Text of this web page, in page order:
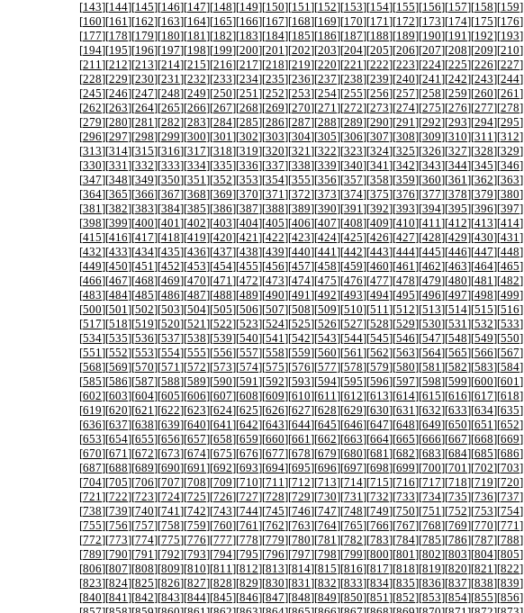
[143][144][145][146][147][148][149][150][151][152][153][154][155][156][157][158][159]
[160][161][162][163][164][165][166][167][168][169][170][171][172][173][174][175][176]
[177][178][179][180][181][182][183][184][185][186][187][188][189][190][191][192][193]
[194][195][196][197][198][199][200][201][202][203][204][205][206][207][208][209][210]
[211][212][213][214][215][216][217][218][219][220][221][222][223][224][225][226][227]
[228][229][230][231][232][233][234][235][236][237][238][239][240][241][242][243][244]
[245][246][247][248][249][250][251][252][253][254][255][256][257][258][259][260][261]
[262][263][264][265][266][267][268][269][270][271][272][273][274][275][276][277][278]
[279][280][281][282][283][284][285][286][287][288][289][290][291][292][293][294][295]
[296][297][298][299][300][301][302][303][304][305][306][307][308][309][310][311][312]
[313][314][315][316][317][318][319][320][321][322][323][324][325][326][327][328][329]
[330][331][332][333][334][335][336][337][338][339][340][341][342][343][344][345][346]
[347][348][349][350][351][352][353][354][355][356][357][358][359][360][361][362][363]
[364][365][366][367][368][369][370][371][372][373][374][375][376][377][378][379][380]
[381][382][383][384][385][386][387][388][389][390][391][392][393][394][395][396][397]
[398][399][400][401][402][403][404][405][406][407][408][409][410][411][412][413][414]
[415][416][417][418][419][420][421][422][423][424][425][426][427][428][429][430][431]
[432][433][434][435][436][437][438][439][440][441][442][443][444][445][446][447][448]
[449][450][451][452][453][454][455][456][457][458][459][460][461][462][463][464][465]
[466][467][468][469][470][471][472][473][474][475][476][477][478][479][480][481][482]
[483][484][485][486][487][488][489][490][491][492][493][494][495][496][497][498][499]
[500][501][502][503][504][505][506][507][508][509][510][511][512][513][514][515][516]
[517][518][519][520][521][522][523][524][525][526][527][528][529][530][531][532][533]
[534][535][536][537][538][539][540][541][542][543][544][545][546][547][548][549][550]
[551][552][553][554][555][556][557][558][559][560][561][562][563][564][565][566][567]
[568][569][570][571][572][573][574][575][576][577][578][579][580][581][582][583][584]
[585][586][587][588][589][590][591][592][593][594][595][596][597][598][599][600][601]
[602][603][604][605][606][607][608][609][610][611][612][613][614][615][616][617][618]
[619][620][621][622][623][624][625][626][627][628][629][630][631][632][633][634][635]
[636][637][638][639][640][641][642][643][644][645][646][647][648][649][650][651][652]
[653][654][655][656][657][658][659][660][661][662][663][664][665][666][667][668][669]
[670][671][672][673][674][675][676][677][678][679][680][681][682][683][684][685][686]
[687][688][689][690][691][692][693][694][695][696][697][698][699][700][701][702][703]
[704][705][706][707][708][709][710][711][712][713][714][715][716][717][718][719][720]
[721][722][723][724][725][726][727][728][729][730][731][732][733][734][735][736][737]
[738][739][740][741][742][743][744][745][746][747][748][749][750][751][752][753][754]
[755][756][757][758][759][760][761][762][763][764][765][766][767][768][769][770][771]
[772][773][774][775][776][777][778][779][780][781][782][783][784][785][786][787][788]
[789][790][791][792][793][794][795][796][797][798][799][800][801][802][803][804][805]
[806][807][808][809][810][811][812][813][814][815][816][817][818][819][820][821][822]
[823][824][825][826][827][828][829][830][831][832][833][834][835][836][837][838][839]
[840][841][842][843][844][845][846][847][848][849][850][851][852][853][854][855][856]